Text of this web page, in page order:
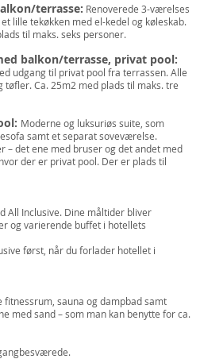
terrasse: Renoverede 3-værelses
lille tekøkken med el-kedel og køleskab.
til maks. seks personer.
balkon/terrasse, privat pool:
udgang til privat pool fra terrassen. Alle
Ca. 25m2 med plads til maks. tre
Moderne og luksuriøs suite, som
samt et separat soveværelse.
– det ene med bruser og det andet med
der er privat pool. Der er plads til
All Inclusive. Dine måltider bliver
og varierende buffet i hotellets
først, når du forlader hotellet i
sauna og dampbad samt
med sand – som man kan benytte for ca.